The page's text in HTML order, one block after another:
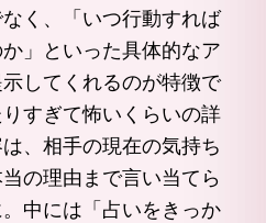
く、「いつ行動すれば
」といった具体的なア
示してくれるのが特徴で
すぎて怖いくらいの詳
、相手の現在の気持ち
の理由まで言い当てら
中には「占いをきっか